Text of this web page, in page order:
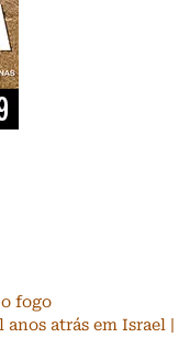
fogo
atrás em Israel |